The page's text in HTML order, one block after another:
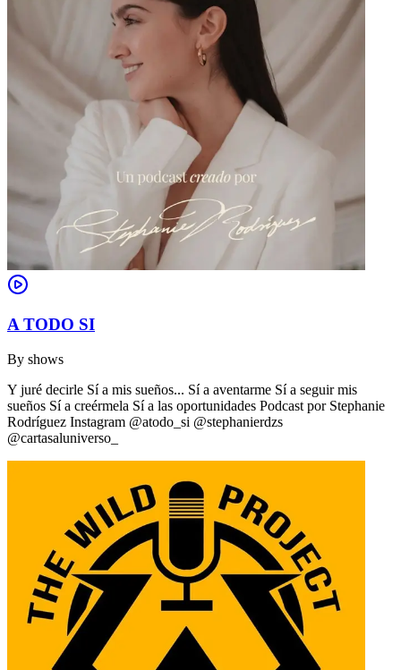
A TODO SI
By shows
Y juré decirle Sí a mis sueños... Sí a aventarme Sí a seguir mis
sueños Sí a creérmela Sí a las oportunidades Podcast por Stephanie
Rodríguez Instagram @atodo_si @stephanierdzs
@cartasaluniverso_